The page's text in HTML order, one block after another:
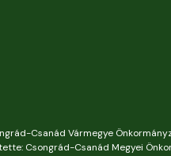
Csanád Vármegye
Csongrád-Csanád Megyei